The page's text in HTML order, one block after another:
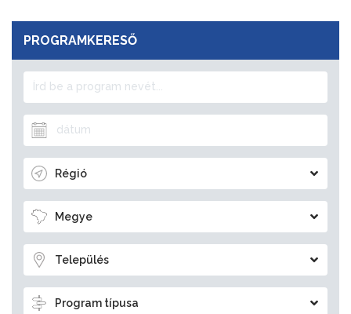
PROGRAMKERESŐ
Régió
Megye
Település
Program típusa